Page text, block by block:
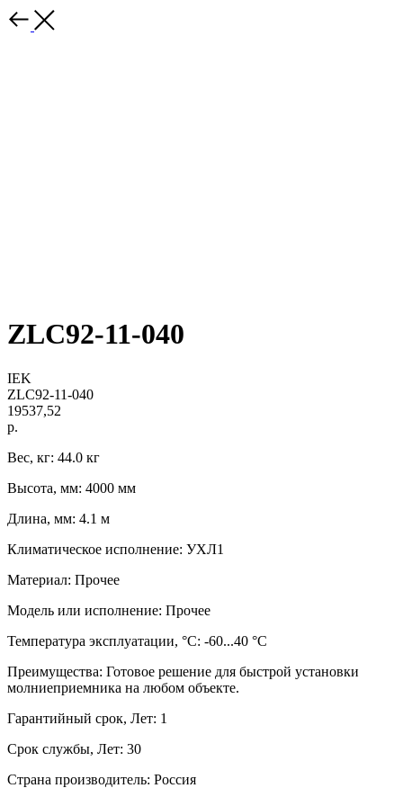
ZLC92-11-040
IEK
ZLC92-11-040
19537,52
р.
Вес, кг: 44.0 кг
Высота, мм: 4000 мм
Длина, мм: 4.1 м
Климатическое исполнение: УХЛ1
Материал: Прочее
Модель или исполнение: Прочее
Температура эксплуатации, °C: -60...40 °C
Преимущества: Готовое решение для быстрой установки
молниеприемника на любом объекте.
Гарантийный срок, Лет: 1
Срок службы, Лет: 30
Страна производитель: Россия